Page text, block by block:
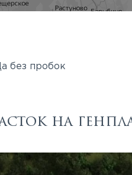
без пробок
на